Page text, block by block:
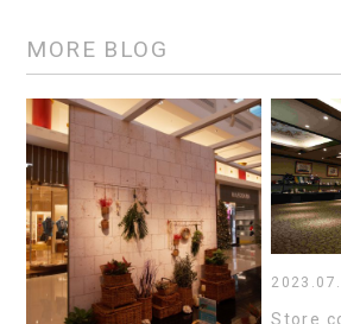
MORE BLOG
Store